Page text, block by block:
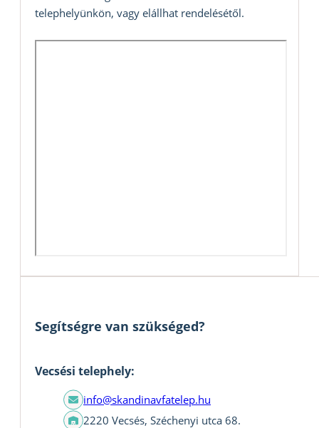
telephelyünkön, vagy elállhat rendelésétől.
Segítségre van szükséged?
Vecsési telephely:
info@skandinavfatelep.hu
2220 Vecsés, Széchenyi utca 68.